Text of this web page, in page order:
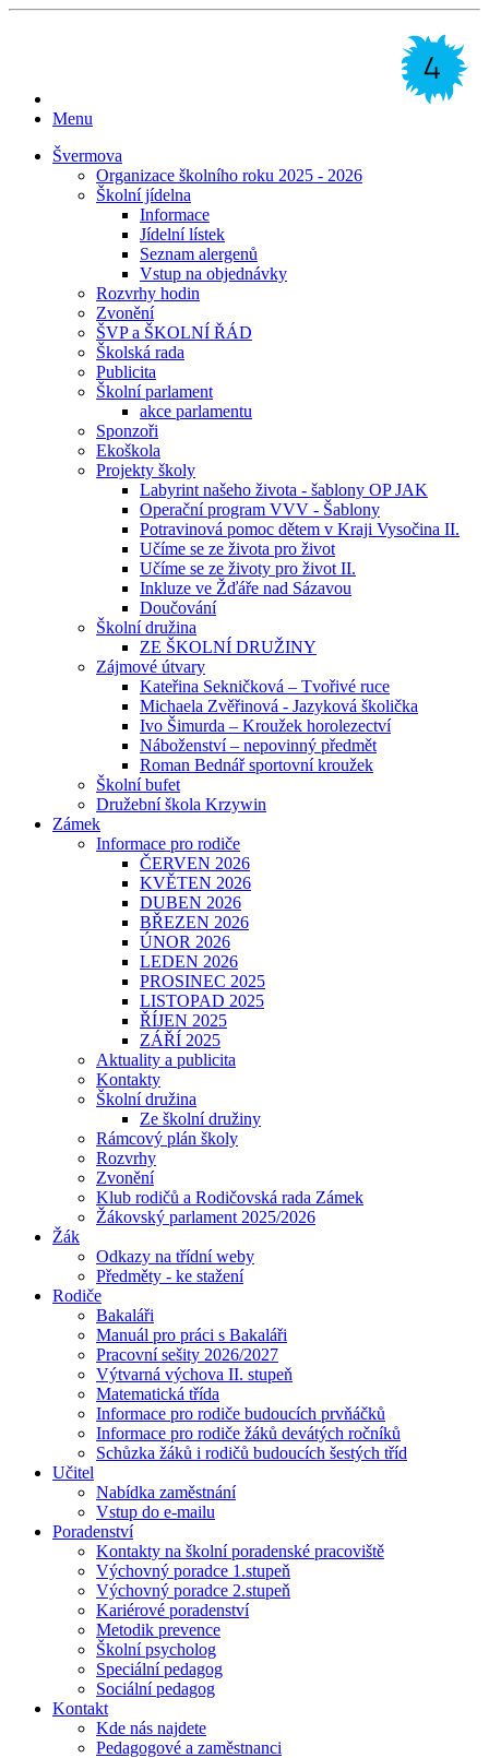
Menu
Švermova
Organizace školního roku 2025 - 2026
Školní jídelna
Informace
Jídelní lístek
Seznam alergenů
Vstup na objednávky
Rozvrhy hodin
Zvonění
ŠVP a ŠKOLNÍ ŘÁD
Školská rada
Publicita
Školní parlament
akce parlamentu
Sponzoři
Ekoškola
Projekty školy
Labyrint našeho života - šablony OP JAK
Operační program VVV - Šablony
Potravinová pomoc dětem v Kraji Vysočina II.
Učíme se ze života pro život
Učíme se ze životy pro život II.
Inkluze ve Žďáře nad Sázavou
Doučování
Školní družina
ZE ŠKOLNÍ DRUŽINY
Zájmové útvary
Kateřina Sekničková – Tvořivé ruce
Michaela Zvěřinová - Jazyková školička
Ivo Šimurda – Kroužek horolezectví
Náboženství – nepovinný předmět
Roman Bednář sportovní kroužek
Školní bufet
Družební škola Krzywin
Zámek
Informace pro rodiče
ČERVEN 2026
KVĚTEN 2026
DUBEN 2026
BŘEZEN 2026
ÚNOR 2026
LEDEN 2026
PROSINEC 2025
LISTOPAD 2025
ŘÍJEN 2025
ZÁŘÍ 2025
Aktuality a publicita
Kontakty
Školní družina
Ze školní družiny
Rámcový plán školy
Rozvrhy
Zvonění
Klub rodičů a Rodičovská rada Zámek
Žákovský parlament 2025/2026
Žák
Odkazy na třídní weby
Předměty - ke stažení
Rodiče
Bakaláři
Manuál pro práci s Bakaláři
Pracovní sešity 2026/2027
Výtvarná výchova II. stupeň
Matematická třída
Informace pro rodiče budoucích prvňáčků
Informace pro rodiče žáků devátých ročníků
Schůzka žáků i rodičů budoucích šestých tříd
Učitel
Nabídka zaměstnání
Vstup do e-mailu
Poradenství
Kontakty na školní poradenské pracoviště
Výchovný poradce 1.stupeň
Výchovný poradce 2.stupeň
Kariérové poradenství
Metodik prevence
Školní psycholog
Speciální pedagog
Sociální pedagog
Kontakt
Kde nás najdete
Pedagogové a zaměstnanci